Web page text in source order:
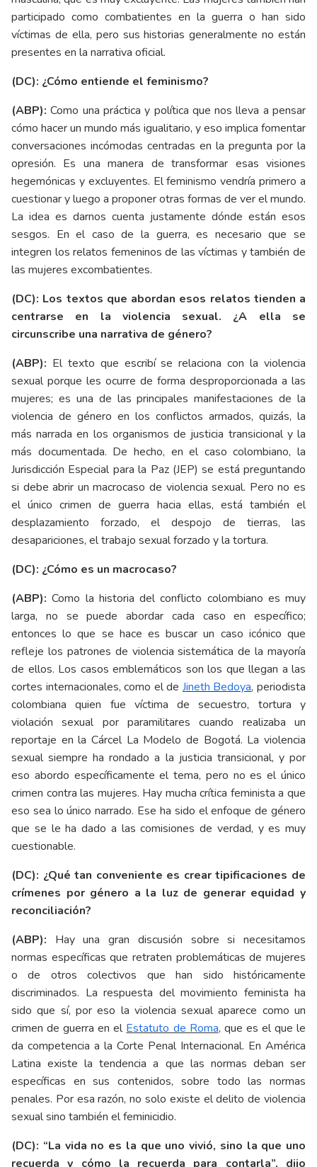
participado como combatientes en la guerra o han sido
víctimas de ella, pero sus historias generalmente no están
presentes en la narrativa oficial.
(DC): ¿Cómo entiende el feminismo?
(ABP):Como una práctica y política que nos lleva a pensar
cómo hacer un mundo más igualitario, y eso implica fomentar
conversaciones incómodas centradas en la pregunta por la
opresión. Es una manera de transformar esas visiones
hegemónicas y excluyentes. El feminismo vendría primero a
cuestionar y luego a proponer otras formas de ver el mundo.
La idea es darnos cuenta justamente dónde están esos
sesgos. En el caso de la guerra, es necesario que se
integren los relatos femeninos de las víctimas y también de
las mujeres excombatientes.
(DC): Los textos que abordan esos relatos tienden a
centrarse en la violencia sexual. ¿A ella se
circunscribe una narrativa de género?
(ABP): El texto que escribí se relaciona con la violencia
sexual porque les ocurre de forma desproporcionada a las
mujeres; es una de las principales manifestaciones de la
violencia de género en los conflictos armados, quizás, la
más narrada en los organismos de justicia transicional y la
más documentada. De hecho, en el caso colombiano, la
Jurisdicción Especial para la Paz (JEP) se está preguntando
si debe abrir un macrocaso de violencia sexual. Pero no es
el único crimen de guerra hacia ellas, está también el
desplazamiento forzado, el despojo de tierras, las
desapariciones, el trabajo sexual forzado y la tortura.
(DC): ¿Cómo es un macrocaso?
(ABP):Como la historia del conflicto colombiano es muy
larga, no se puede abordar cada caso en específico;
entonces lo que se hace es buscar un caso icónico que
refleje los patrones de violencia sistemática de la mayoría
de ellos. Los casos emblemáticos son los que llegan a las
cortes internacionales, como el de Jineth Bedoya, periodista
colombiana quien fue víctima de secuestro, tortura y
violación sexual por paramilitares cuando realizaba un
reportaje en la Cárcel La Modelo de Bogotá. La violencia
sexual siempre ha rondado a la justicia transicional, y por
eso abordo específicamente el tema, pero no es el único
crimen contra las mujeres. Hay mucha crítica feminista a que
eso sea lo único narrado. Ese ha sido el enfoque de género
que se le ha dado a las comisiones de verdad, y es muy
cuestionable.
(DC): ¿Qué tan conveniente es crear tipificaciones de
crímenes por género a la luz de generar equidad y
reconciliación?
(ABP): Hay una gran discusión sobre si necesitamos
normas específicas que retraten problemáticas de mujeres
o de otros colectivos que han sido históricamente
discriminados. La respuesta del movimiento feminista ha
sido que sí, por eso la violencia sexual aparece como un
crimen de guerra en el Estatuto de Roma, que es el que le
da competencia a la Corte Penal Internacional. En América
Latina existe la tendencia a que las normas deban ser
específicas en sus contenidos, sobre todo las normas
penales. Por esa razón, no solo existe el delito de violencia
sexual sino también el feminicidio.
(DC): “La vida no es la que uno vivió, sino la que uno
recuerda y cómo la recuerda para contarla”, dijo